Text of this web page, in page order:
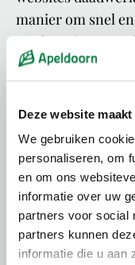
Deze website
We gebruiken
personaliseren, om
en om ons
informatie over uw
partners voor social
partners kunnen
informatie die u aan
manier om snel
van het
interessegebieden.
Kopieer en
uwRSS-
www.apeldoorn.nl/
Gemeenteraad
www.apeldoorn.nl/